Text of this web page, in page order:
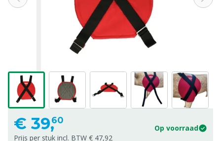
€ 39,60
Op voorraad
Prijs per stuk incl. BTW € 47,92